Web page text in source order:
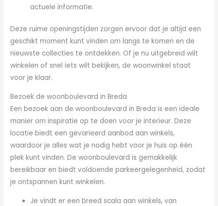
actuele informatie.
Deze ruime openingstijden zorgen ervoor dat je altijd een
geschikt moment kunt vinden om langs te komen en de
nieuwste collecties te ontdekken. Of je nu uitgebreid wilt
winkelen of snel iets wilt bekijken, de woonwinkel staat
voor je klaar.
Bezoek de woonboulevard in Breda
Een bezoek aan de woonboulevard in Breda is een ideale
manier om inspiratie op te doen voor je interieur. Deze
locatie biedt een gevarieerd aanbod aan winkels,
waardoor je alles wat je nodig hebt voor je huis op één
plek kunt vinden. De woonboulevard is gemakkelijk
bereikbaar en biedt voldoende parkeergelegenheid, zodat
je ontspannen kunt winkelen.
Je vindt er een breed scala aan winkels, van